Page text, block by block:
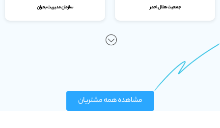
جمعیت هلال احمر سازمان مدیریت بحران
مشاهده همه مشتریان